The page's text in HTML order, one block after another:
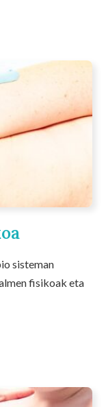
sisteman
fisikoak eta